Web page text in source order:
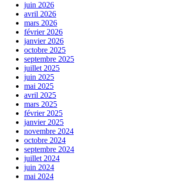
juin 2026
avril 2026
mars 2026
février 2026
janvier 2026
octobre 2025
septembre 2025
juillet 2025
juin 2025
mai 2025
avril 2025
mars 2025
février 2025
janvier 2025
novembre 2024
octobre 2024
septembre 2024
juillet 2024
juin 2024
mai 2024